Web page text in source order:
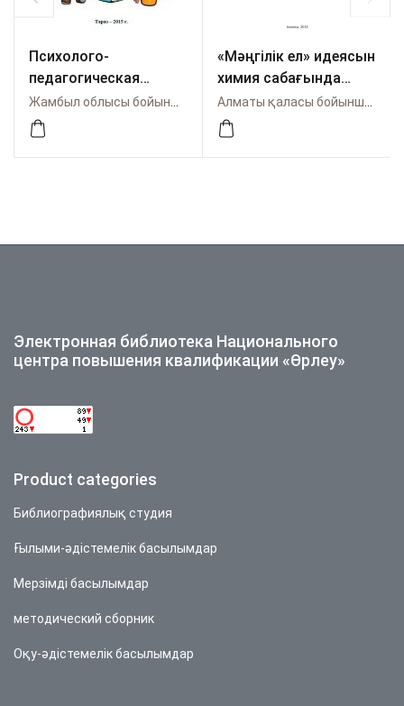
Психолого-
педагогическая
работа с детьми с
особо
образовательными
«Мәңгілік ел» идеясын
химия сабағында
патриоттық тәрбие
беруде қолданудың
ерекшеліктері»
Электронная библиотека Национального
центра повышения квалификации «Өрлеу»
Product categories
Библиографиялық студия
Ғылыми-әдістемелік басылымдар
Мерзімді басылымдар
методический сборник
Оқу-әдістемелік басылымдар